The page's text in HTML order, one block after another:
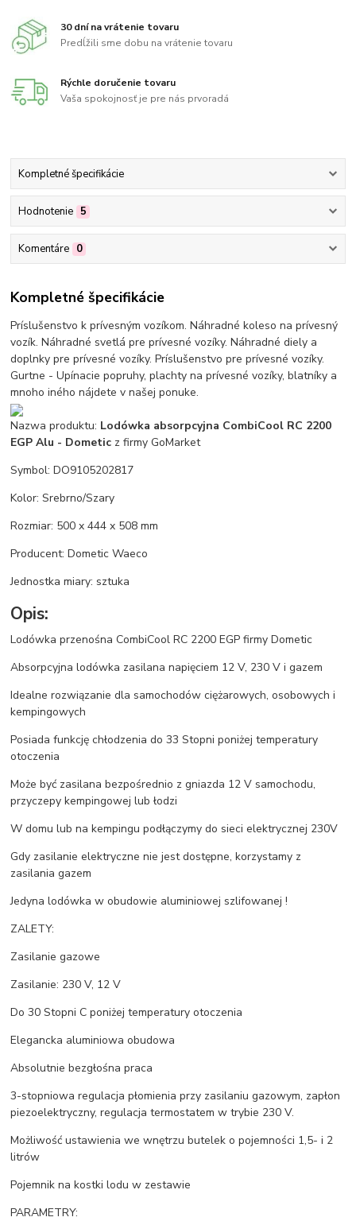
30 dní na vrátenie tovaru
Predĺžili sme dobu na vrátenie tovaru
Rýchle doručenie tovaru
Vaša spokojnosť je pre nás prvoradá
Kompletné špecifikácie
Hodnotenie 5
Komentáre 0
Kompletné špecifikácie
Príslušenstvo k prívesným vozíkom. Náhradné koleso na prívesný
vozík. Náhradné svetlá pre prívesné vozíky. Náhradné diely a
doplnky pre prívesné vozíky. Príslušenstvo pre prívesné vozíky.
Gurtne - Upínacie popruhy, plachty na prívesné vozíky, blatníky a
mnoho iného nájdete v našej ponuke.
Nazwa produktu: Lodówka absorpcyjna CombiCool RC 2200
EGP Alu - Dometic z firmy GoMarket
Symbol: DO9105202817
Kolor: Srebrno/Szary
Rozmiar: 500 x 444 x 508 mm
Producent: Dometic Waeco
Jednostka miary: sztuka
Opis:
Lodówka przenośna CombiCool RC 2200 EGP firmy Dometic
Absorpcyjna lodówka zasilana napięciem 12 V, 230 V i gazem
Idealne rozwiązanie dla samochodów ciężarowych, osobowych i
kempingowych
Posiada funkcję chłodzenia do 33 Stopni poniżej temperatury
otoczenia
Może być zasilana bezpośrednio z gniazda 12 V samochodu,
przyczepy kempingowej lub łodzi
W domu lub na kempingu podłączymy do sieci elektrycznej 230V
Gdy zasilanie elektryczne nie jest dostępne, korzystamy z
zasilania gazem
Jedyna lodówka w obudowie aluminiowej szlifowanej !
ZALETY:
Zasilanie gazowe
Zasilanie: 230 V, 12 V
Do 30 Stopni C poniżej temperatury otoczenia
Elegancka aluminiowa obudowa
Absolutnie bezgłośna praca
3-stopniowa regulacja płomienia przy zasilaniu gazowym, zapłon
piezoelektryczny, regulacja termostatem w trybie 230 V.
Możliwość ustawienia we wnętrzu butelek o pojemności 1,5- i 2
litrów
Pojemnik na kostki lodu w zestawie
PARAMETRY: